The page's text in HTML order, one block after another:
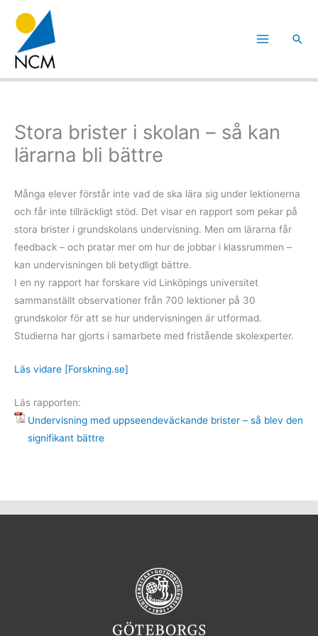
innehåll
Sök
Stora brister i skolan – så kan
lärarna bli bättre
Många elever förstår inte vad de ska lära sig under lektionerna
och får inte tillräckligt stöd. Det visar en rapport som pekar på
stora brister i grundskolans undervisning. Men om lärarna får
feedback – och pratar mer om hur de jobbar i klassrummen –
kan undervisningen bli betydligt bättre.
I en ny rapport har forskare vid Linköpings universitet
sammanställt observationer från 700 lektioner på 30
grundskolor för att se hur undervisningen är utformad.
Studierna har gjorts i samarbete med fristående skolexperter.
Läs vidare [Forskning.se]
Läs rapporten:
Undervisning med uppseendeväckande brister – så blev den
signifikant bättre